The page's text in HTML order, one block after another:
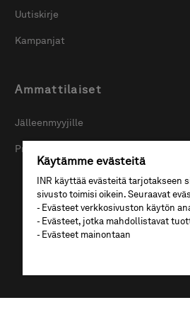
Uutiskirje
Kampanjat
Ammattilaiset
Jälleenmyyjille
Projektiasiakkaille
Käytämme evästeitä
INR käyttää evästeitä
sivusto toimisi oikein. Seuraavat
- Evästeet verkkosivuston käytön
- Evästeet, jotka mahdollistavat
- Evästeet mainontaan